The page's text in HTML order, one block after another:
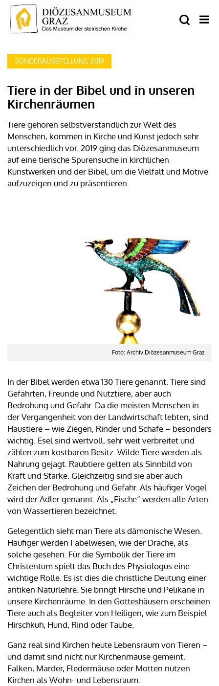
SONDERAUSSTELLUNG 2019
Tiere in der Bibel und in unseren
Kirchenräumen
Tiere gehören selbstverständlich zur Welt des
Menschen, kommen in Kirche und Kunst jedoch sehr
unterschiedlich vor. 2019 ging das Diözesanmuseum
auf eine tierische Spurensuche in kirchlichen
Kunstwerken und der Bibel, um die Vielfalt und Motive
aufzuzeigen und zu präsentieren.
Foto: Archiv Diözesanmuseum Graz
In der Bibel werden etwa 130 Tiere genannt. Tiere sind
Gefährten, Freunde und Nutztiere, aber auch
Bedrohung und Gefahr. Da die meisten Menschen in
der Vergangenheit von der Landwirtschaft lebten, sind
Haustiere – wie Ziegen, Rinder und Schafe – besonders
wichtig. Esel sind wertvoll, sehr weit verbreitet und
zählen zum kostbaren Besitz. Wilde Tiere werden als
Nahrung gejagt. Raubtiere gelten als Sinnbild von
Kraft und Stärke. Gleichzeitig sind sie aber auch
Zeichen der Bedrohung und Gefahr. Als häufiger Vogel
wird der Adler genannt. Als „Fische“ werden alle Arten
von Wassertieren bezeichnet.
Gelegentlich sieht man Tiere als dämonische Wesen.
Häufiger werden Fabelwesen, wie der Drache, als
solche gesehen. Für die Symbolik der Tiere im
Christentum spielt das Buch des Physiologus eine
wichtige Rolle. Es ist dies die christliche Deutung einer
antiken Naturlehre. Sie bringt Hirsche und Pelikane in
unsere Kirchenräume. In den Gotteshäusern erscheinen
Tiere auch als Begleiter von Heiligen, wie zum Beispiel
Hirschkuh, Hund, Rind oder Taube.
Ganz real sind Kirchen heute Lebensraum von Tieren –
und damit sind nicht nur Kirchenmäuse gemeint.
Falken, Marder, Fledermäuse oder Motten nutzen
Kirchen als Wohn- und Lebensraum.